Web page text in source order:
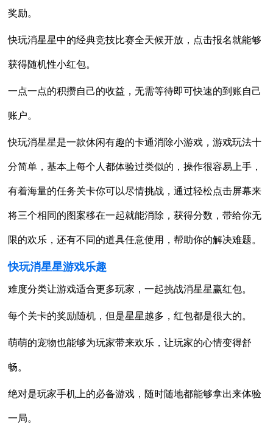
奖励。
快玩消星星中的经典竞技比赛全天候开放，点击报名就能够
获得随机性小红包。
一点一点的积攒自己的收益，无需等待即可快速的到账自己
账户。
快玩消星星是一款休闲有趣的卡通消除小游戏，游戏玩法十
分简单，基本上每个人都体验过类似的，操作很容易上手，
有着海量的任务关卡你可以尽情挑战，通过轻松点击屏幕来
将三个相同的图案移在一起就能消除，获得分数，带给你无
限的欢乐，还有不同的道具任意使用，帮助你的解决难题。
快玩消星星游戏乐趣
难度分类让游戏适合更多玩家，一起挑战消星星赢红包。
每个关卡的奖励随机，但是星星越多，红包都是很大的。
萌萌的宠物也能够为玩家带来欢乐，让玩家的心情变得舒
畅。
绝对是玩家手机上的必备游戏，随时随地都能够拿出来体验
一局。